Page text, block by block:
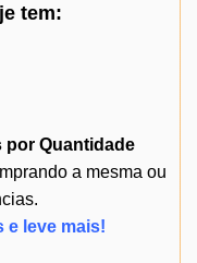
tem:
por Quantidade
a mesma ou
e leve mais!